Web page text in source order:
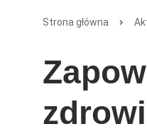
Strona główna